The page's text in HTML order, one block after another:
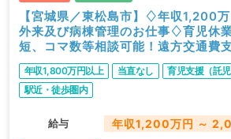
【宮城県／東松島市】♢年収1,200
外来及び病棟管理のお仕事♢育児休
短、コマ数等相談可能！遠方交通費
常勤）
年収1,800万円以上 当直なし
育児支援（託児
駅近・徒歩圏内
給与 年収1,200万円 ～